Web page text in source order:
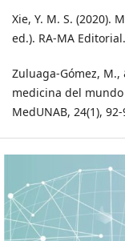
Xie, Y. M. S. (2020).
ed.). RA-MA Editorial.
Zuluaga-Gómez, M.,
medicina del
MedUNAB, 24(1), 92-